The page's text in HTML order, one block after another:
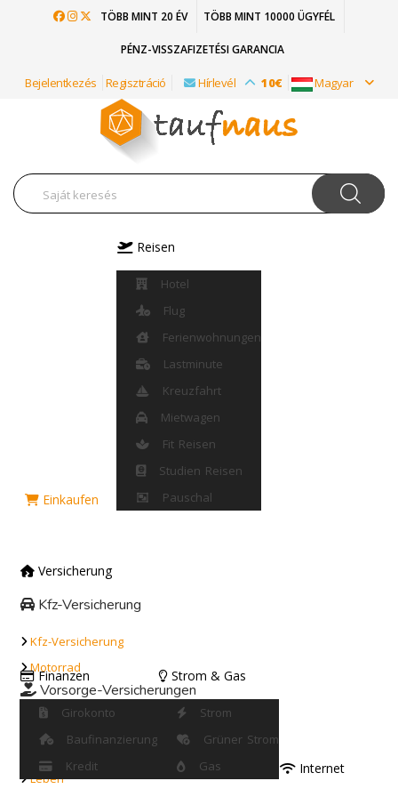
TÖBB MINT 20 ÉV TÖBB MINT 10000 ÜGYFÉL
PÉNZ-VISSZAFIZETÉSI GARANCIA
Bejelentkezés Regisztráció Hírlevél 10€ Magyar
Einkaufen
Reisen
Hotel
Flug
Ferienwohnungen
Lastminute
Kreuzfahrt
Mietwagen
Fit Reisen
Studien Reisen
Pauschal
Versicherung
Kfz-Versicherung
Kfz-Versicherung
Motorrad
Vorsorge-Versicherungen
Leben
Finanzen
Girokonto
Baufinanzierung
Kredit
Strom & Gas
Strom
Grüner Strom
Gas
Internet